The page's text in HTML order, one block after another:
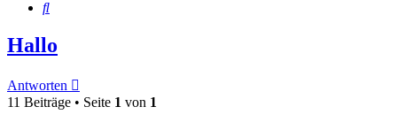
Suche
Hallo
Antworten
11 Beiträge • Seite 1 von 1